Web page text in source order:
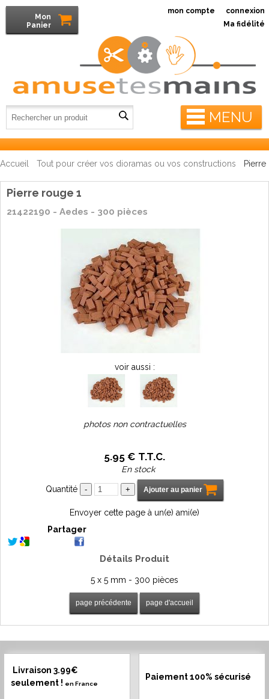
MENU
mon compte connexion
Mon
Panier
Ma fidélité
Accueil Tout pour créer vos dioramas ou vos constructions
Pierre rouge 1
21422190 - Aedes - 300 pièces
voir aussi :
photos non contractuelles
5.95 € T.T.C.
En stock
Quantité
Envoyer cette page à un(e) ami(e)
Partager
Détails Produit
5 x 5 mm - 300 pièces
Livraison 3.99€
seulement ! en France
Paiement 100% sécurisé